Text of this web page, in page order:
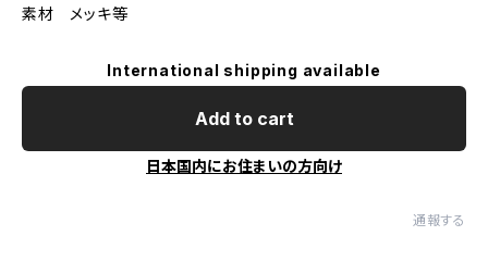
素材 メッキ等
International shipping available
Add to cart
日本国内にお住まいの方向け
通報する